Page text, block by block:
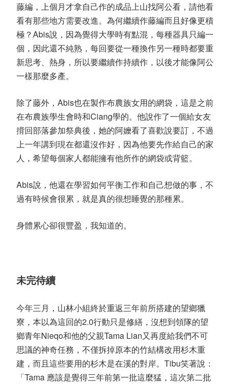
藤編，上個月才拿自己作的成品上山找阿公看，請他看
看有那些地方需要改進。為何繼續作藤編而且好像更積
極？Abis說，因為覺得大學時有點混，每種器具只編一
個，因此還不純熟，每回要從一種換作另一種時都要重
新思考、熱身，所以要繼續作持續作，以後才能像阿公
一樣那麼多產。
除了藤外， Abis也在製作布農族女用的網袋，這是之前
在布農族學生會時和Ciang學的。他說作了一個給女友
揹回部落參加祭典後，她的阿嬤看了喜歡說要訂，不過
上一年講到現在都還沒作好，因為他要先作給自己的家
人，希望每個家人都能擁有他所作的網袋或背籃。
Abis說，他還在學習如何平衡工作和自己想做的事，不
過有時候會很累，就是真的很想睡覺的那種累。
身體累心卻很豐盈，我知道的。
未完待續
今年三月，山林小組終於重返三年前所搭建的望鄉獵
寮，本以為這回的2.0行動只是修繕，沒想到領隊的望
鄉青年Nieqo和他的父親Tama Lian又再度給我們不可
思議的神奇任務，不僅拆掉原本的竹結構改用杉木重
建，而且這些要用的杉木是在溪的對岸。 Tibu笑著說：
「Tama 應該是覺得三年前第一批這麼猛，這次第二批